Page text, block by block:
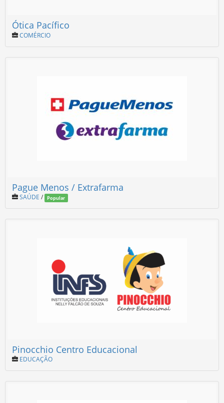
Ótica Pacífico
COMÉRCIO
Pague Menos / Extrafarma
SAÚDE / Popular
Pinocchio Centro Educacional
EDUCAÇÃO